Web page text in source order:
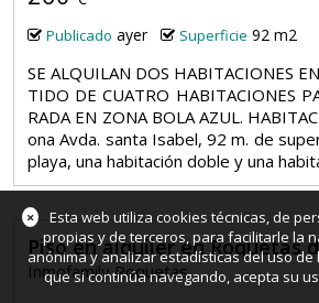
Publicado ayer Superficie 92 m2
SE ALQUILAN DOS HABITACIONES
TIDO DE CUATRO HABITACIONES
RADA EN ZONA BOLA AZUL.
ona Avda. santa Isabel, 92 m. de
playa, una habitación doble y una
Piso en alquiler en Roquetas
Inmofamily Roquetas
×
Esta web utiliza cookies técnicas, de
propias y de terceros, para facilitarle la
anónima y analizar estadísticas del uso de
que si continúa navegando, acepta su